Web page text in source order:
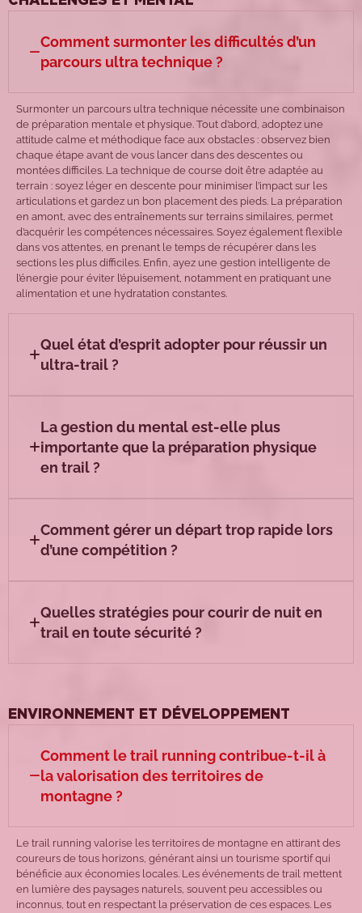
Comment surmonter les difficultés d’un
parcours ultra technique ?
Surmonter un parcours ultra technique nécessite une combinaison
de préparation mentale et physique. Tout d’abord, adoptez une
attitude calme et méthodique face aux obstacles : observez bien
chaque étape avant de vous lancer dans des descentes ou
montées difficiles. La technique de course doit être adaptée au
terrain : soyez léger en descente pour minimiser l’impact sur les
articulations et gardez un bon placement des pieds. La préparation
en amont, avec des entraînements sur terrains similaires, permet
d’acquérir les compétences nécessaires. Soyez également flexible
dans vos attentes, en prenant le temps de récupérer dans les
sections les plus difficiles. Enfin, ayez une gestion intelligente de
l’énergie pour éviter l’épuisement, notamment en pratiquant une
alimentation et une hydratation constantes.
Quel état d’esprit adopter pour réussir un
ultra-trail ?
La gestion du mental est-elle plus
importante que la préparation physique
en trail ?
Comment gérer un départ trop rapide lors
d’une compétition ?
Quelles stratégies pour courir de nuit en
trail en toute sécurité ?
ENVIRONNEMENT ET DÉVELOPPEMENT
Comment le trail running contribue-t-il à
la valorisation des territoires de
montagne ?
Le trail running valorise les territoires de montagne en attirant des
coureurs de tous horizons, générant ainsi un tourisme sportif qui
bénéficie aux économies locales. Les événements de trail mettent
en lumière des paysages naturels, souvent peu accessibles ou
inconnus, tout en respectant la préservation de ces espaces. Les